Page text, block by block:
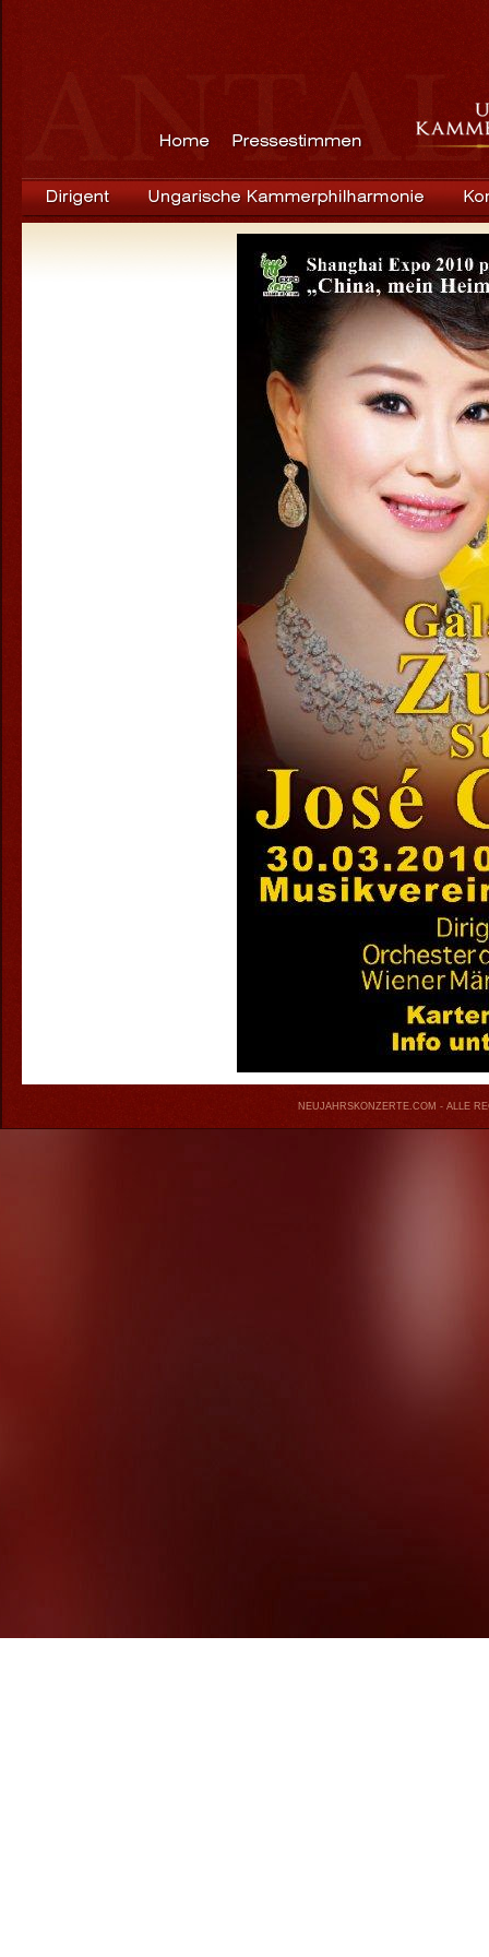
NEUJAHRSKONZERTE.COM - ALLE